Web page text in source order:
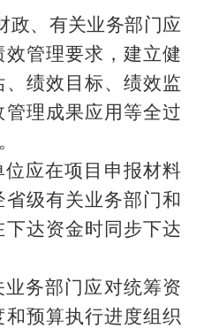
政、有关业务部门应
管理要求，建立健
绩效目标、绩效监
理成果应用等全过
应在项目申报材料
级有关业务部门和
达资金时同步下达
务部门应对统筹资
预算执行进度组织